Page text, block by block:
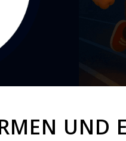
UND